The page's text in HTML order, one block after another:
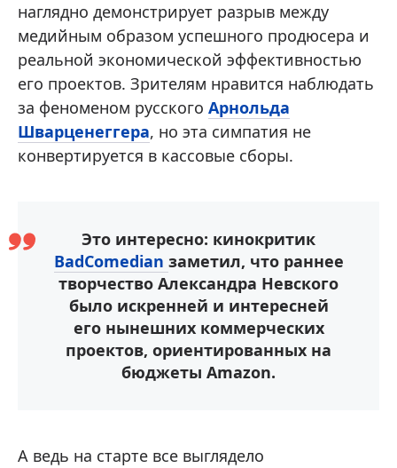
наглядно демонстрирует разрыв между
медийным образом успешного продюсера и
реальной экономической эффективностью
его проектов. Зрителям нравится наблюдать
за феноменом русского Арнольда
Шварценеггера, но эта симпатия не
конвертируется в кассовые сборы.
Это интересно: кинокритик
BadComedian заметил, что раннее
творчество Александра Невского
было искренней и интересней
его нынешних коммерческих
проектов, ориентированных на
бюджеты Amazon.
А ведь на старте все выглядело